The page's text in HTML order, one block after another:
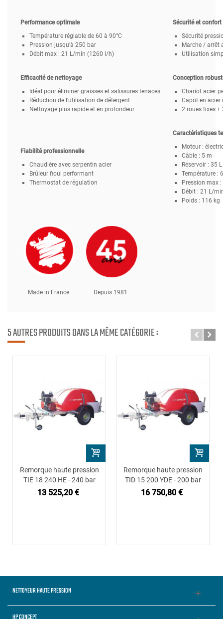
Performance optimale
Température réglable de 60 à 90°C
Pression jusqu’à 250 bar
Débit max : 21 L/min (1260 l/h)
Sécurité et confort
Sécurité
Marche / arrêt
Utilisation
Efficacité de nettoyage
Idéal pour éliminer graisses et salissures tenaces
Réduction de l’utilisation de détergent
Nettoyage plus rapide et en profondeur
Conception
Chariot acier
Capot en acier
2 roues fixes +
Fiabilité professionnelle
Chaudière avec serpentin acier
Brûleur fioul performant
Thermostat de régulation
Caractéristiques
Moteur :
Câble : 5 m
Réservoir : 35 L
Température :
Pression max
Débit : 21 L/
Poids : 116 kg
Made in France Depuis 1981
5 AUTRES PRODUITS DANS LA MÊME CATÉGORIE :
Remorque haute pression
TIE 18 240 HE - 240 bar
13 525,20 €
Remorque haute pression
TID 15 200 YDE - 200 bar
16 750,80 €
NETTOYEUR HAUTE PRESSION